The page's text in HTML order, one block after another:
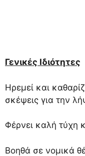
Γενικές Ιδιότητες
Ηρεμεί και
σκέψεις για την
Φέρνει καλή τύχη
Βοηθά σε νομικά